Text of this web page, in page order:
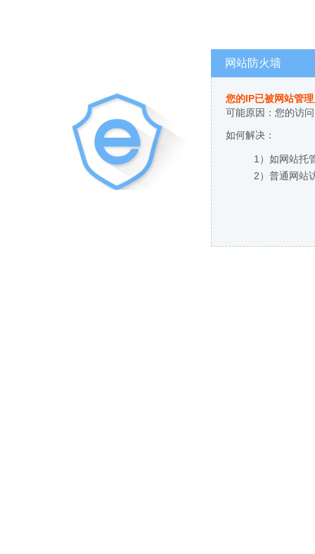
网站防火墙
您的IP已被网站管
可能原因：您的访
如何解决：
1）如网站托
2）普通网站